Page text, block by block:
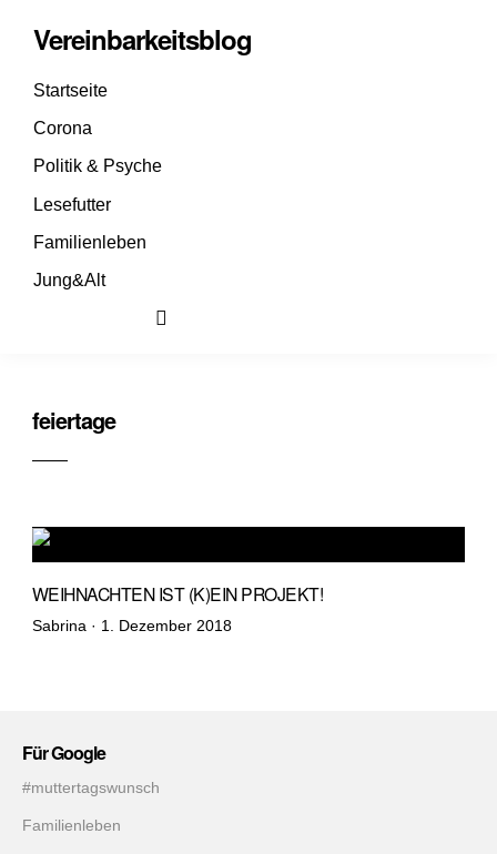
Vereinbarkeitsblog
Startseite
Corona
Politik & Psyche
Lesefutter
Familienleben
Jung&Alt
feiertage
WEIHNACHTEN IST (K)EIN PROJEKT!
Sabrina · Veröffentlicht
1. Dezember 2018
Für Google
#muttertagswunsch
Familienleben